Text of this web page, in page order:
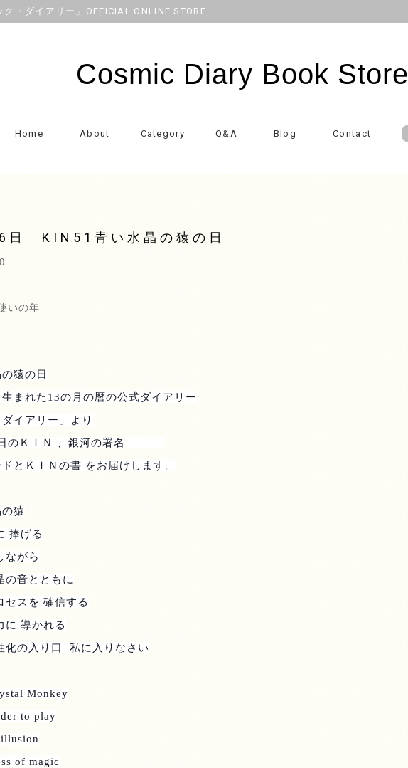
・ダイアリー」OFFICIAL ONLINE STORE
Cosmic Diary Book Store
Home About Category Q&A Blog Contact
日 KIN51青い水晶の猿の日
いの年
猿の日
まれた 13の月の暦の公式ダイアリー
ダイアリー」より
のＫＩＮ 、銀河の署名
とＫＩＮの書 をお届けします。
猿
捧げる
ながら
の音とともに
セスを 確信する
に 導かれる
化の入り口
私に入りなさい
Monkey
to play
of magic